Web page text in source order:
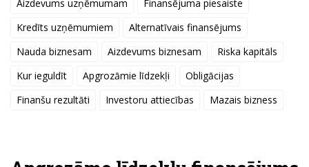
Aizdevums uzņēmumam
Finansējuma piesaiste
Kredīts uzņēmumiem
Alternatīvais finansējums
Nauda biznesam
Aizdevums biznesam
Riska kapitāls
Kur ieguldīt
Apgrozāmie līdzekļi
Obligācijas
Finanšu rezultāti
Investoru attiecības Mazais bizness